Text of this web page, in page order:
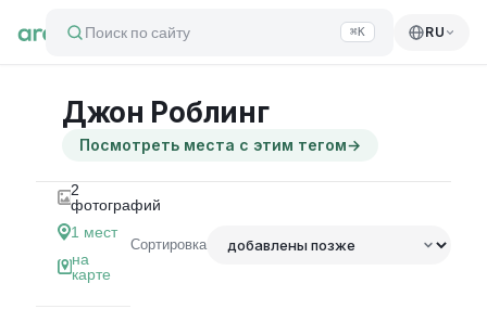
Поиск по сайту ⌘K RU
Джон Роблинг
Посмотреть места с этим тегом→
2
фотографий
1 мест
на
карте
Сортировка